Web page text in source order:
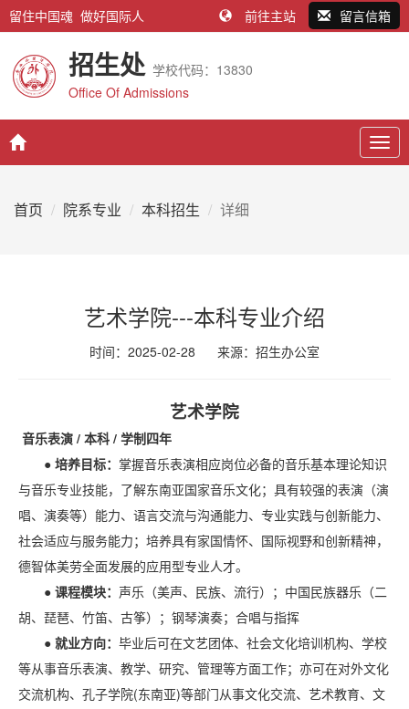
留住中国魂 做好国际人 前往主站 留言信箱
招生处 学校代码：13830
Office Of Admissions
首页 院系专业 本科招生 详细
艺术学院---本科专业介绍
时间：2025-02-28 来源： 招生办公室
艺术学院
音乐表演 / 本科 / 学制四年
● 培养目标： 掌握音乐表演相应岗位必备的音乐基本理论知识
与音乐专业技能，了解东南亚国家音乐文化；具有较强的表演（演
唱、演奏等）能力、语言交流与沟通能力、专业实践与创新能力、
社会适应与服务能力；培养具有家国情怀、国际视野和创新精神，
德智体美劳全面发展的应用型专业人才。
● 课程模块： 声乐（美声、民族、流行）；中国民族器乐（二
胡、琵琶、竹笛、古筝）；钢琴演奏；合唱与指挥
● 就业方向： 毕业后可在文艺团体、社会文化培训机构、学校
等从事音乐表演、教学、研究、管理等方面工作；亦可在对外文化
交流机构、孔子学院(东南亚)等部门从事文化交流、艺术教育、文